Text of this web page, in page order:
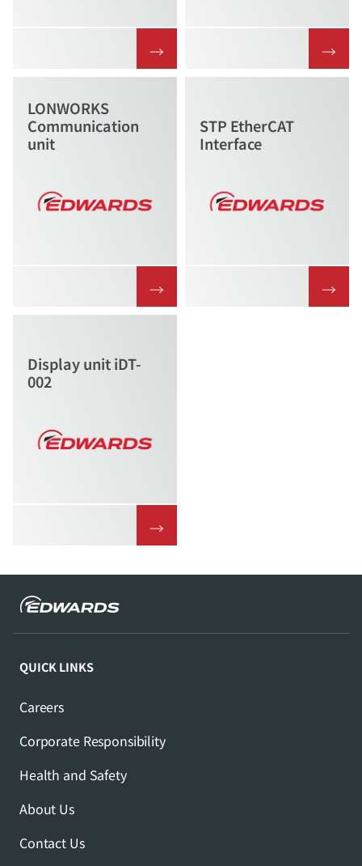
→ →
LONWORKS
Communication
unit
→
STP EtherCAT
Interface
→
Display unit iDT-
002
→
QUICK LINKS
Careers
Corporate Responsibility
Health and Safety
About Us
Contact Us